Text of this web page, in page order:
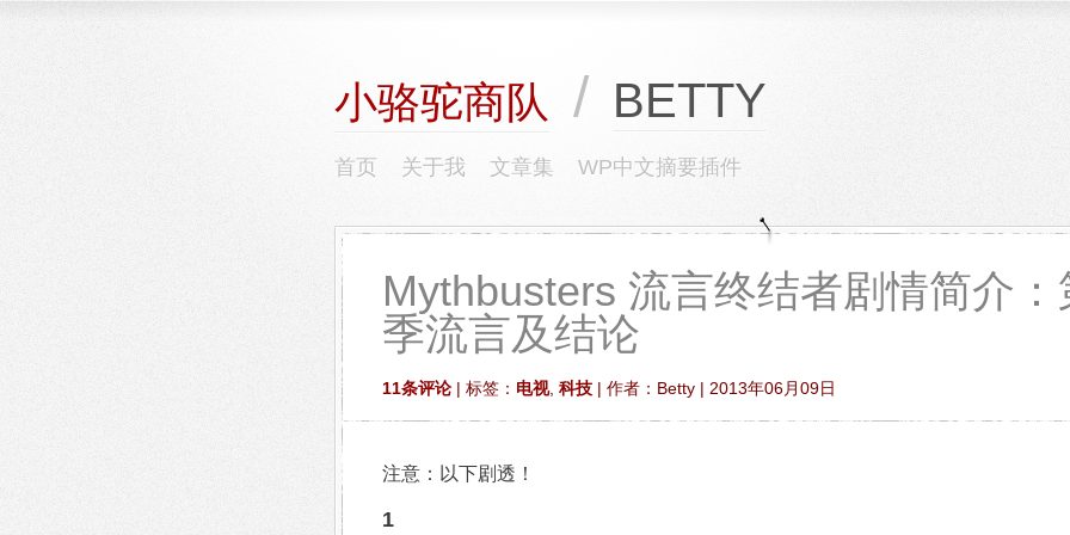
小骆驼商队 / BETTY
首页 关于我 文章集 WP中文摘要插件
Mythbusters 流言终结者剧情简介：
季流言及结论
11条评论| 标签： 电视, 科技| 作者：Betty | 2013年06月09日
注意：以下剧透！
1